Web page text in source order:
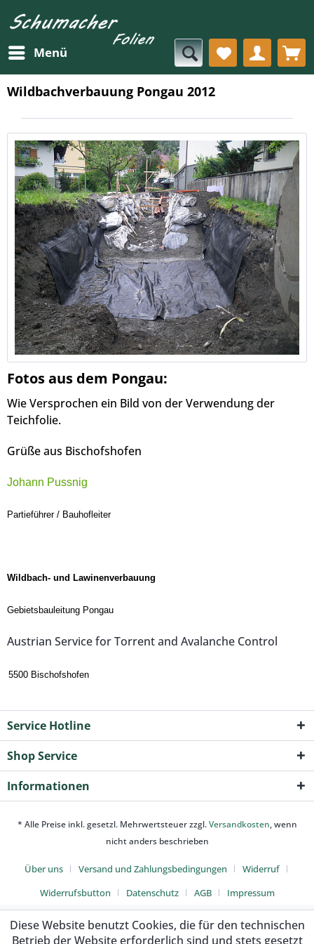
Menü
Wildbachverbauung Pongau 2012
Fotos aus dem Pongau:
Wie Versprochen ein Bild von der Verwendung der
Teichfolie.
Grüße aus Bischofshofen
Johann Pussnig
Partieführer / Bauhofleiter
Wildbach- und Lawinenverbauung
Gebietsbauleitung Pongau
Austrian Service for Torrent and Avalanche Control
5500 Bischofshofen
Service Hotline
Shop Service
Informationen
* Alle Preise inkl. gesetzl. Mehrwertsteuer zzgl.Versandkosten, wenn
nicht anders beschrieben
Über uns Versand und Zahlungsbedingungen
Widerruf
Widerrufsbutton
Datenschutz AGB Impressum
Diese Website benutzt Cookies, die für den technischen
Betrieb der Website erforderlich sind und stets gesetzt